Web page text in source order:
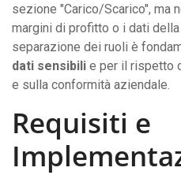
sezione "Carico/Scarico", ma
margini di profitto o i dati
separazione dei ruoli è
dati sensibili e per il rispetto
e sulla conformità aziendale.
Requisiti e